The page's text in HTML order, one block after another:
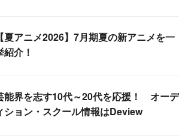
【夏アニメ2026】7月期夏の新アニメを一
紹介！
能界を志す10代～20代を応援！ オーデ
ション・スクール情報はDeview